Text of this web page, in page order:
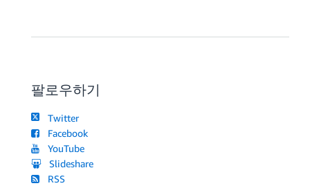
팔로우하기
Twitter
Facebook
YouTube
Slideshare
RSS